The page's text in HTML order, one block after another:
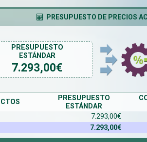
PRESUPUESTO DE PRECIOS
PRESUPUESTO
ESTÁNDAR
7.293,00€
PRESUPUESTO
ESTÁNDAR
7.293,00€
7.293,00€